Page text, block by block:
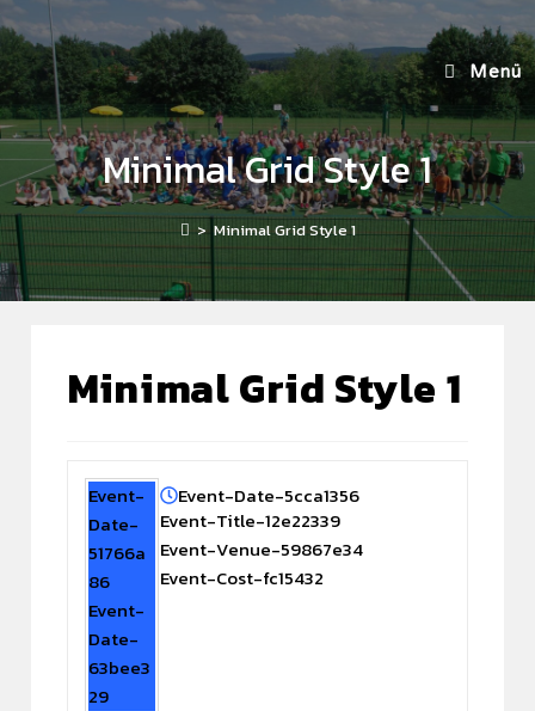
Menü
Minimal Grid Style 1
> Minimal Grid Style 1
Minimal Grid Style 1
Event-
Date-
51766a
86
Event-
Date-
63bee3
29
Event-Date-5cca1356
Event-Title-12e22339
Event-Venue-59867e34
Event-Cost-fc15432